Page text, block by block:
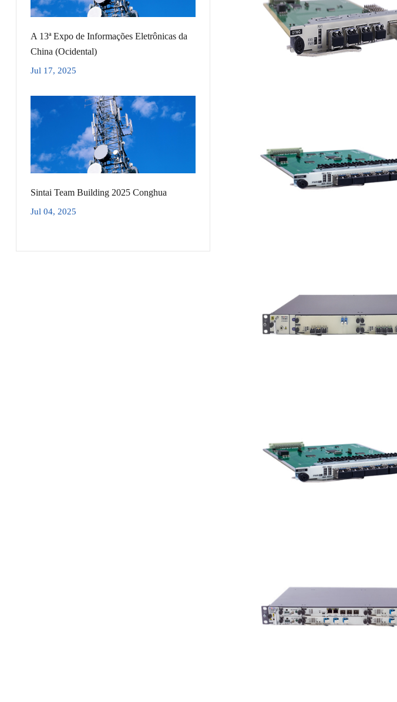
A 13ª Expo de Informações Eletrônicas da
China (Ocidental)
Jul 17, 2025
Sintai Team Building 2025 Conghua
Jul 04, 2025